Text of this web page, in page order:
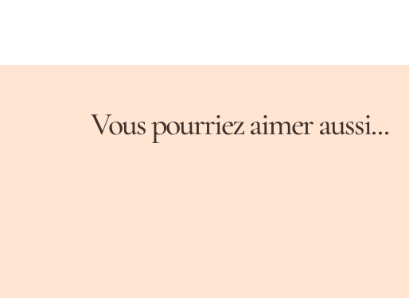
Vous pourriez aimer aussi...